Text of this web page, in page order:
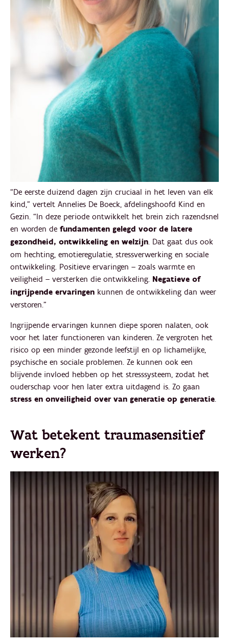
“De eerste duizend dagen zijn cruciaal in het leven van elk
kind,” vertelt Annelies De Boeck, afdelingshoofd Kind en
Gezin. “In deze periode ontwikkelt het brein zich razendsnel
en worden de fundamenten gelegd voor de latere
gezondheid, ontwikkeling en welzijn. Dat gaat dus ook
om hechting, emotieregulatie, stressverwerking en sociale
ontwikkeling. Positieve ervaringen – zoals warmte en
veiligheid – versterken die ontwikkeling. Negatieve of
ingrijpende ervaringen kunnen de ontwikkeling dan weer
verstoren.”
Ingrijpende ervaringen kunnen diepe sporen nalaten, ook
voor het later functioneren van kinderen. Ze vergroten het
risico op een minder gezonde leefstijl en op lichamelijke,
psychische en sociale problemen. Ze kunnen ook een
blijvende invloed hebben op het stresssysteem, zodat het
ouderschap voor hen later extra uitdagend is. Zo gaan
stress en onveiligheid over van generatie op generatie.
Wat betekent traumasensitief
werken?